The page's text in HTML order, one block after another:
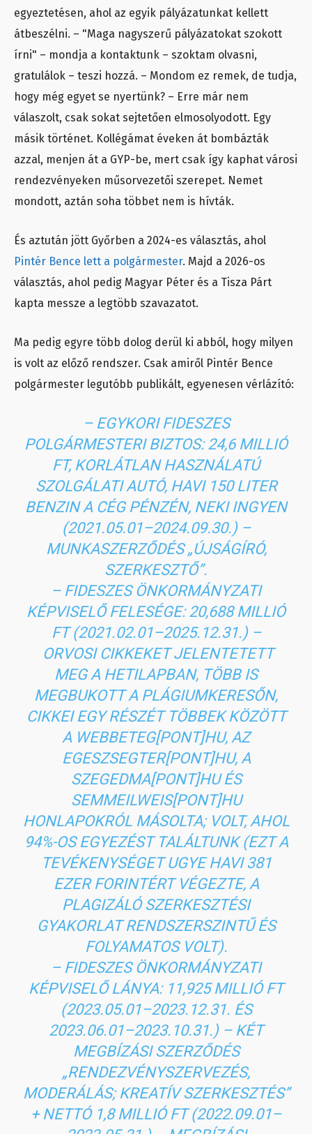
egyeztetésen, ahol az egyik pályázatunkat kellett
átbeszélni. – "Maga nagyszerű pályázatokat szokott
írni" – mondja a kontaktunk – szoktam olvasni,
gratulálok – teszi hozzá. – Mondom ez remek, de tudja,
hogy még egyet se nyertünk? – Erre már nem
válaszolt, csak sokat sejtetően elmosolyodott. Egy
másik történet. Kollégámat éveken át bombázták
azzal, menjen át a GYP-be, mert csak így kaphat városi
rendezvényeken műsorvezetői szerepet. Nemet
mondott, aztán soha többet nem is hívták.
És aztután jött Győrben a 2024-es választás, ahol
Pintér Bence lett a polgármester. Majd a 2026-os
választás, ahol pedig Magyar Péter és a Tisza Párt
kapta messze a legtöbb szavazatot.
Ma pedig egyre több dolog derül ki abból, hogy milyen
is volt az előző rendszer. Csak amiről Pintér Bence
polgármester legutóbb publikált, egyenesen vérlázító:
– EGYKORI FIDESZES
POLGÁRMESTERI BIZTOS: 24,6 MILLIÓ
FT, KORLÁTLAN HASZNÁLATÚ
SZOLGÁLATI AUTÓ, HAVI 150 LITER
BENZIN A CÉG PÉNZÉN, NEKI INGYEN
(2021.05.01–2024.09.30.) –
MUNKASZERZŐDÉS „ÚJSÁGÍRÓ,
SZERKESZTŐ”.
– FIDESZES ÖNKORMÁNYZATI
KÉPVISELŐ FELESÉGE: 20,688 MILLIÓ
FT (2021.02.01–2025.12.31.) –
ORVOSI CIKKEKET JELENTETETT
MEG A HETILAPBAN, TÖBB IS
MEGBUKOTT A PLÁGIUMKERESŐN,
CIKKEI EGY RÉSZÉT TÖBBEK KÖZÖTT
A WEBBETEG[PONT]HU, AZ
EGESZSEGTER[PONT]HU, A
SZEGEDMA[PONT]HU ÉS
SEMMEILWEIS[PONT]HU
HONLAPOKRÓL MÁSOLTA; VOLT, AHOL
94%-OS EGYEZÉST TALÁLTUNK (EZT A
TEVÉKENYSÉGET UGYE HAVI 381
EZER FORINTÉRT VÉGEZTE, A
PLAGIZÁLÓ SZERKESZTÉSI
GYAKORLAT RENDSZERSZINTŰ ÉS
FOLYAMATOS VOLT).
– FIDESZES ÖNKORMÁNYZATI
KÉPVISELŐ LÁNYA: 11,925 MILLIÓ FT
(2023.05.01–2023.12.31. ÉS
2023.06.01–2023.10.31.) – KÉT
MEGBÍZÁSI SZERZŐDÉS
„RENDEZVÉNYSZERVEZÉS,
MODERÁLÁS; KREATÍV SZERKESZTÉS”
+ NETTÓ 1,8 MILLIÓ FT (2022.09.01–